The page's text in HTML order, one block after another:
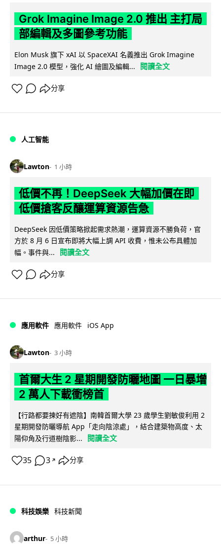
Grok Imagine Image 2.0 推出 主打局
部編輯及多圖參考功能
Elon Musk 旗下 xAI 以 SpaceXAI 名義推出 Grok Imagine
Image 2.0 模型，強化 AI 繪圖及編輯...
閱讀全文
分享
人工智能
Lawton 1 小時
低價不再！DeepSeek 大幅加價在即
低價搶客反釀運算資源告急
DeepSeek 因低價策略掀起需求熱潮，運算資源不勝負荷，官
方於 8 月 6 日宣布即將大幅上調 API 收費，惟未公布具體加
幅。事件與...
閱讀全文
分享
應用軟件 應用軟件 iOS App
Lawton 3 小時
首爾大生 2 星期開發防曬地圖 一日暴增
2 萬人下載衝榜首
【行路都要揀好有遮陰】南韓首爾大學 23 歲學生劉敏俊利用 2
星期開發防曬導航 App「走向陰涼處」，結合建築物高度、太
陽仰角及行道樹陰影...
閱讀全文
35 3 ↗ 分享
科技娛樂 科技新聞
arthur 5 小時